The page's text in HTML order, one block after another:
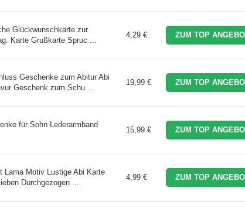
Glückwunschkarte zur
Karte Grußkarte Spruc ...
4,29 € ZUM TOP
Geschenke zum Abitur Abi
Geschenk zum Schu ...
19,99 € ZUM TOP
für Sohn Lederarmband
15,99 € ZUM TOP
Lama Motiv Lustige Abi Karte
Durchgezogen ...
4,99 € ZUM TOP